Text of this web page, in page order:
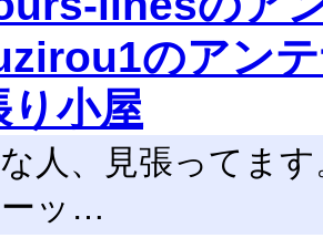
のアン
り小屋
人、見張ってます
ッ…